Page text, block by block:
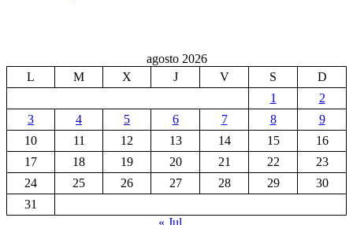
agosto 2026
L
M X J V S
D
1
2
3
4 5 6 7 8
9
10
11 12 13 14 15
16
17
18 19 20 21 22
23
24
25 26 27 28 29
30
31
« Jul